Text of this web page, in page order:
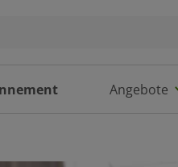
Angebote